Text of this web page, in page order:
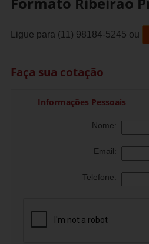
Ligue para (11) 98184-5245 ou
Faça sua cotação
Informações Pessoais
Nome:
Email:
Telefone: